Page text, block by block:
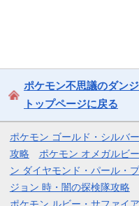
ポケモン不思議のダン
トップページに戻る
ポケモン ゴールド・シルバ
攻略
ポケモン オメガルビ
ン ダイヤモンド・パール・
ジョン 時・闇の探検隊攻略